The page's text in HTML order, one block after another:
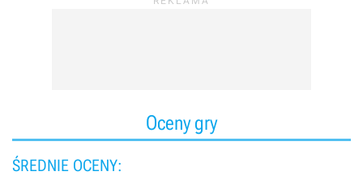
Oceny gry
ŚREDNIE OCENY: